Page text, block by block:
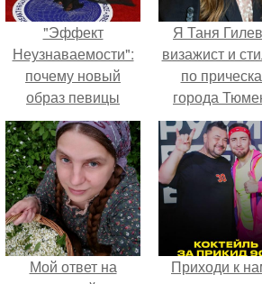
"Эффект
Неузнаваемости":
почему новый
образ певицы
вызвал споры о
гранях
возможного?
Я Таня
визажист и
по
города
Мой ответ на
Приходи к